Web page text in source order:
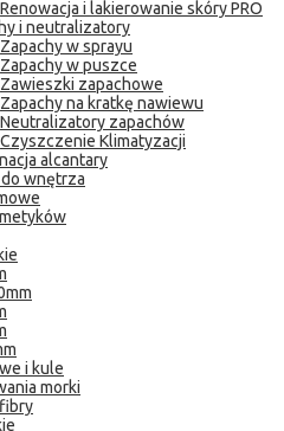
Renowacja i lakierowanie skóry PRO
i neutralizatory
Zapachy w sprayu
Zapachy w puszce
Zawieszki zapachowe
Zapachy na kratkę nawiewu
Neutralizatory zapachów
Czyszczenie Klimatyzacji
alcantary
wnętrza
i kule
morki